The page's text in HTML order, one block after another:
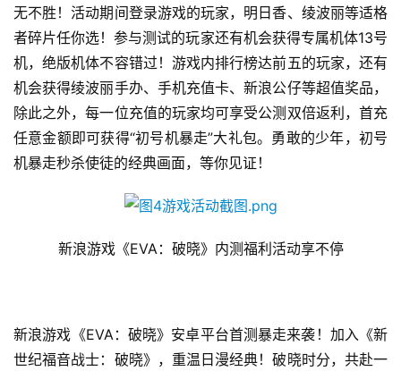
十
三
届
金
茶
奖
日
游
无不胜！活动期间登录游戏的玩家，明日香、绫波丽等适格
者碎片任你选！参与测试的玩家还有机会获得专属机体13号
机，绝版机体不容错过！游戏内排行榜达前五的玩家，还有
机会获得绫波丽手办、手机充值卡、新浪公仔等超值奖品，
除此之外，每一位充值的玩家均可享受公测双倍返利，首充
任意金额即可获得“初号机暴走”大礼包。勇敢的少年，初号
机暴走秒杀使徒的经典画面，等你见证！
新浪游戏《EVA：破晓》内测福利活动享不停
新浪游戏《EVA：破晓》安卓平台首测暴走来袭！加入《新
世纪福音战士：破晓》，重温日漫经典！破晓时分，共赴一